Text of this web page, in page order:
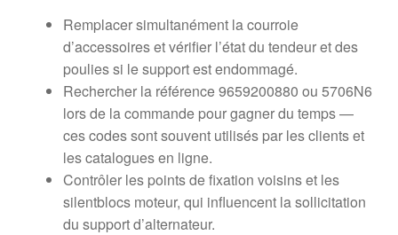
Remplacer simultanément la courroie
d’accessoires et vérifier l’état du tendeur et des
poulies si le support est endommagé.
Rechercher la référence 9659200880 ou 5706N6
lors de la commande pour gagner du temps —
ces codes sont souvent utilisés par les clients et
les catalogues en ligne.
Contrôler les points de fixation voisins et les
silentblocs moteur, qui influencent la sollicitation
du support d’alternateur.